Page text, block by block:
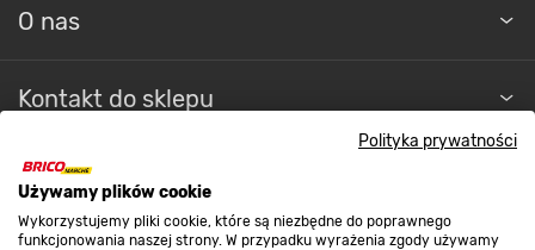
Polityka prywatności
Używamy plików cookie
Wykorzystujemy pliki cookie, które są niezbędne do poprawnego
funkcjonowania naszej strony. W przypadku wyrażenia zgody używamy
O nas
Kontakt do sklepu
Strefa biznesu